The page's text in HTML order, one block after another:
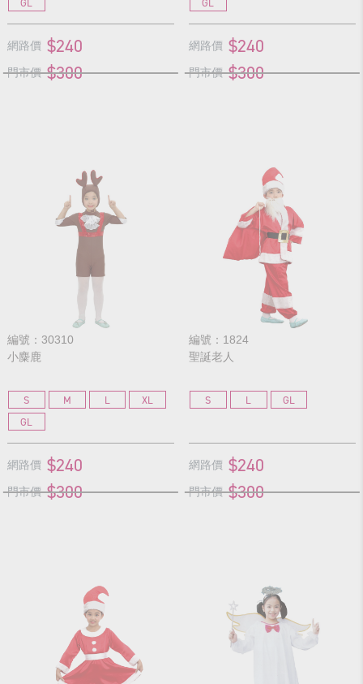
GL
網路價 $240
門市價 $300
GL
網路價 $240
門市價 $300
編號：30310
小麋鹿
S M L
XL
GL
網路價 $240
門市價 $300
編號：1824
聖誕老人
S L GL
網路價 $240
門市價 $300